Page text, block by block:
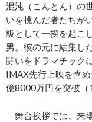
混沌（こんとん）の
いを挑んだ者たちが
級として一揆を起こ
男。彼の元に結集し
闘いをドラマチック
IMAX先行上映を含
億8000万円を突破（
舞台挨拶では、来